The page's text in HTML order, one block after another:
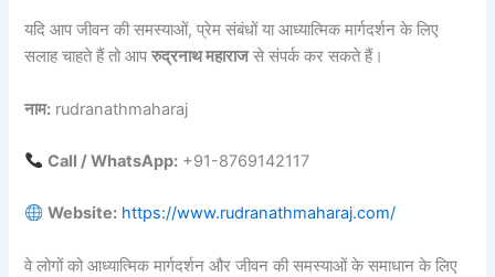
यदि आप जीवन की समस्याओं, प्रेम संबंधों या आध्यात्मिक मार्गदर्शन के लिए
सलाह चाहते हैं तो आपरुद्रनाथ महाराजसे संपर्क कर सकते हैं।
नाम: rudranathmaharaj
Call / WhatsApp: +91-8769142117
Website: https://www.rudranathmaharaj.com/
वे लोगों को आध्यात्मिक मार्गदर्शन और जीवन की समस्याओं के समाधान के लिए